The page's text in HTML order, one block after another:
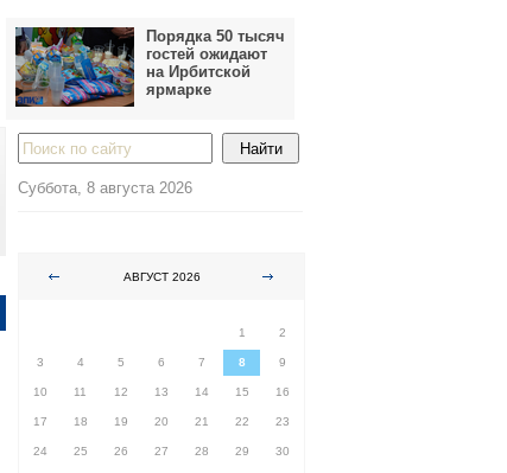
Порядка 50 тысяч
гостей ожидают
на Ирбитской
ярмарке
Суббота, 8 августа 2026
АВГУСТ 2026
1
2
3 4 5 6 7 8 9
10 11 12 13 14 15 16
17 18 19 20 21 22 23
24 25 26 27 28 29 30